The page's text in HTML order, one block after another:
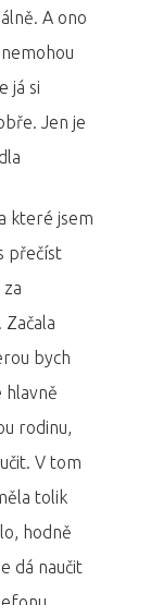
A ono
já si
Jen je
které jsem
přečíst
bych
hlavně
rodinu,
V tom
tolik
hodně
dá naučit